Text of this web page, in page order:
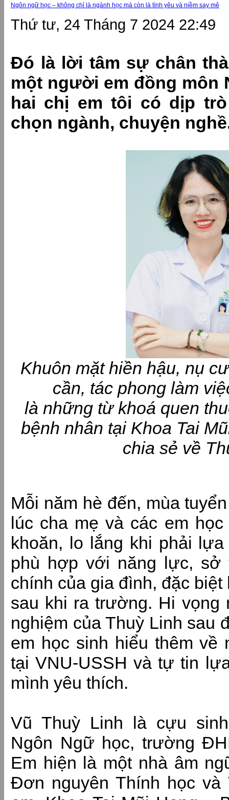
Ngôn ngữ học – không chỉ là ngành học mà còn là tình yêu và niềm say mê
Thứ tư, 24 Tháng 7 2024 22:49
Đó là lời tâm sự chân
một người em đồng môn
hai chị em tôi có dịp
chọn ngành, chuyện
Khuôn mặt hiền hậu, nụ
cần, tác phong làm
là những từ khoá quen
bệnh nhân tại Khoa Tai
chia sẻ về
Mỗi năm hè đến, mùa
lúc cha mẹ và các em
khoăn, lo lắng khi phải
phù hợp với năng lực, sở
chính của gia đình, đặc
sau khi ra trường. Hi vọng
nghiệm của Thuỳ Linh sau
em học sinh hiểu thêm về
tại VNU-USSH và tự tin
mình yêu thích.
Vũ Thuỳ Linh là cựu
Ngôn Ngữ học, trường
Em hiện là một nhà âm
Đơn nguyên Thính học